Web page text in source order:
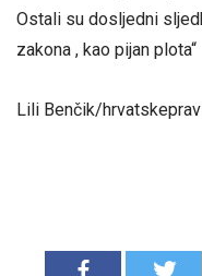
Ostali su dosljedni
zakona , kao pijan plota“
Lili Benčik/